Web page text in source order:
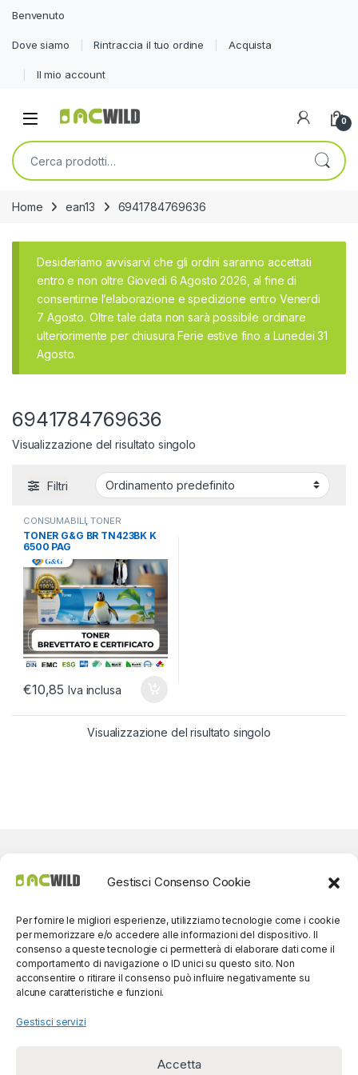
Gestisci Consenso Cookie
Per fornire le migliori esperienze, utilizziamo tecnologie come i cookie
per memorizzare e/o accedere alle informazioni del dispositivo. Il
consenso a queste tecnologie ci permetterà di elaborare dati come il
comportamento di navigazione o ID unici su questo sito. Non
acconsentire o ritirare il consenso può influire negativamente su
alcune caratteristiche e funzioni.
Gestisci servizi
Accetta
Benvenuto
Dove siamo Rintraccia il tuo ordine Acquista
Il mio account
0
Cerca:
Home ean13 6941784769636
Desideriamo avvisarvi che gli ordini saranno accettati
entro e non oltre Giovedi 6 Agosto 2026, al fine di
consentirne l’elaborazione e spedizione entro Venerdi
7 Agosto. Oltre tale data non sarà possibile ordinare
ulteriorimente per chiusura Ferie estive fino a Lunedei 31
Agosto.
6941784769636
Visualizzazione del risultato singolo
Filtri
CONSUMABILI ,TONER
TONER COMPATIBILI
TONER G&G BR TN423BK K
6500 PAG
€10,85 Iva inclusa
Visualizzazione del risultato singolo